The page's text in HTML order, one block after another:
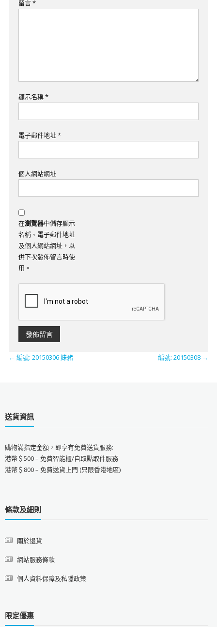
留言*
顯示名稱*
電子郵件地址*
個人網站網址
在瀏覽器中儲存顯示
名稱、電子郵件地址
及個人網站網址，以
供下次發佈留言時使
用。
← 編號: 20150306 妹豬 編號: 20150308 →
送貨資訊
購物滿指定金額，即享有免費送貨服務:
港幣＄500 – 免費智能櫃/自取點取件服務
港幣＄800 – 免費送貨上門 (只限香港地區)
條款及細則
關於退貨
網站服務條款
個人資料保障及私隱政策
限定優惠